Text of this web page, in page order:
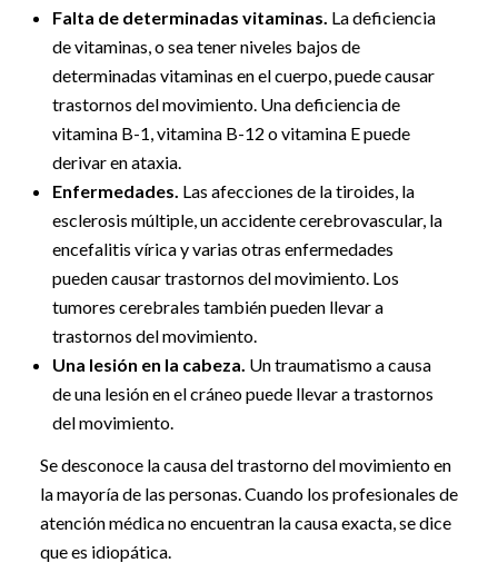
Falta de determinadas vitaminas. La deficiencia
de vitaminas, o sea tener niveles bajos de
determinadas vitaminas en el cuerpo, puede causar
trastornos del movimiento. Una deficiencia de
vitamina B-1, vitamina B-12 o vitamina E puede
derivar en ataxia.
Enfermedades. Las afecciones de la tiroides, la
esclerosis múltiple, un accidente cerebrovascular, la
encefalitis vírica y varias otras enfermedades
pueden causar trastornos del movimiento. Los
tumores cerebrales también pueden llevar a
trastornos del movimiento.
Una lesión en la cabeza. Un traumatismo a causa
de una lesión en el cráneo puede llevar a trastornos
del movimiento.
Se desconoce la causa del trastorno del movimiento en
la mayoría de las personas. Cuando los profesionales de
atención médica no encuentran la causa exacta, se dice
que es idiopática.